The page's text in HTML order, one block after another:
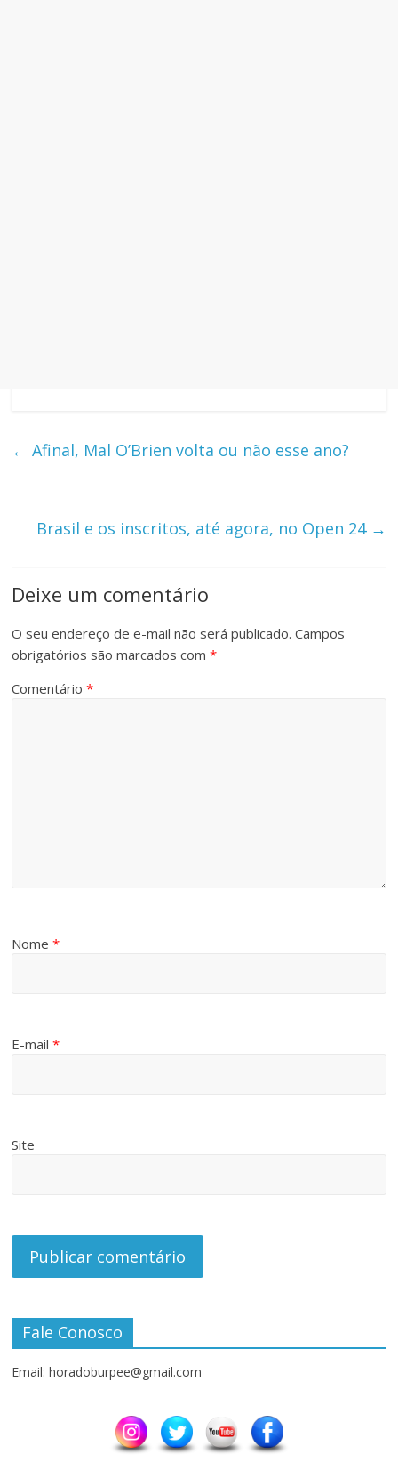
← Afinal, Mal O’Brien volta ou não esse ano?
Brasil e os inscritos, até agora, no Open 24 →
Deixe um comentário
O seu endereço de e-mail não será publicado. Campos
obrigatórios são marcados com*
Comentário*
Nome*
E-mail*
Site
Fale Conosco
Email: horadoburpee@gmail.com